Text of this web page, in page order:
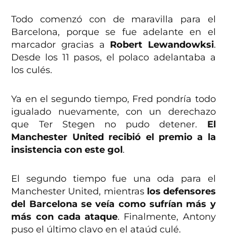
Todo comenzó con de maravilla para el
Barcelona, porque se fue adelante en el
marcador gracias a Robert Lewandowksi.
Desde los 11 pasos, el polaco adelantaba a
los culés.
Ya en el segundo tiempo, Fred pondría todo
igualado nuevamente, con un derechazo
que Ter Stegen no pudo detener. El
Manchester United recibió el premio a la
insistencia con este gol.
El segundo tiempo fue una oda para el
Manchester United, mientras los defensores
del Barcelona se veía como sufrían más y
más con cada ataque. Finalmente, Antony
puso el último clavo en el ataúd culé.